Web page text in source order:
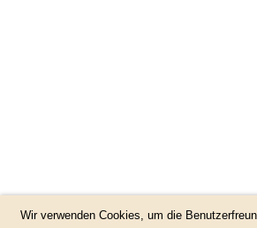
Wir verwenden Cookies, um die